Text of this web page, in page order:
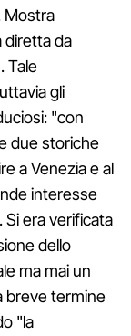
Mostra
diretta da
Tale
gli
"con
due storiche
a Venezia e al
interesse
Si era verificata
dello
ma mai un
breve termine
"la